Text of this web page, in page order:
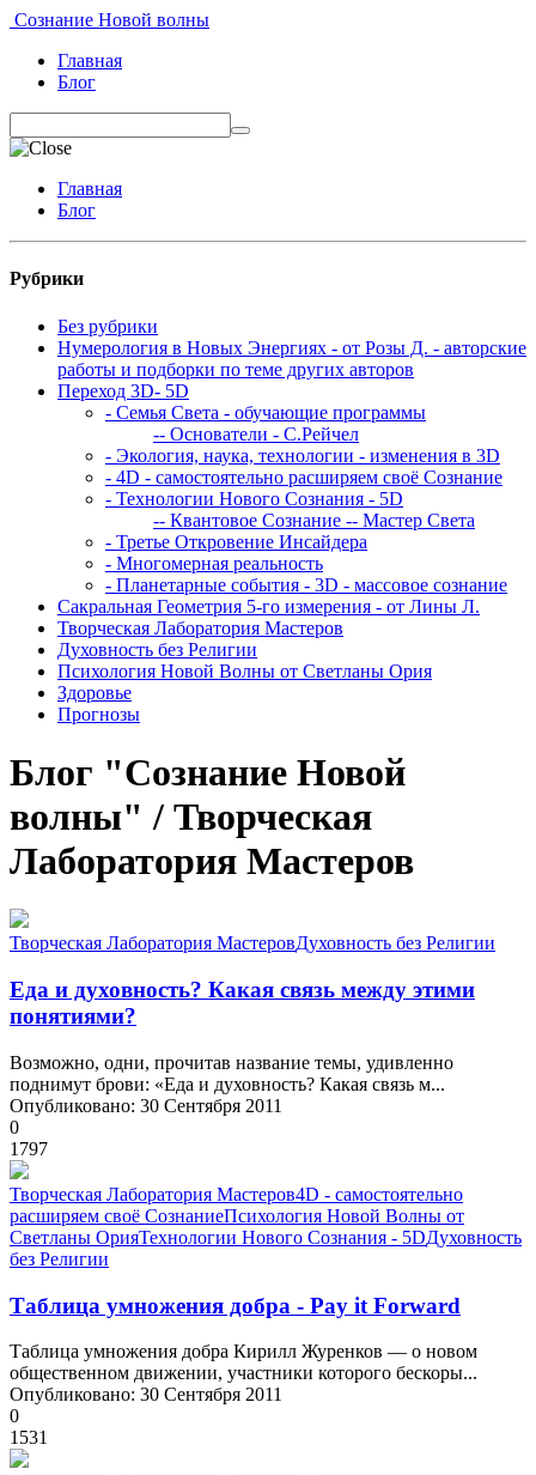
Сознание Новой волны
Главная
Блог
Главная
Блог
Рубрики
Без рубрики
Нумерология в Новых Энергиях - от Розы Д. - авторские
работы и подборки по теме других авторов
Переход 3D- 5D
- Семья Света - обучающие программы
-- Основатели - С.Рейчел
- Экология, наука, технологии - изменения в 3D
- 4D - самостоятельно расширяем своё Сознание
- Технологии Нового Сознания - 5D
-- Квантовое Сознание -- Мастер Света
- Третье Откровение Инсайдера
- Многомерная реальность
- Планетарные события - 3D - массовое сознание
Сакральная Геометрия 5-го измерения - от Лины Л.
Творческая Лаборатория Мастеров
Духовность без Религии
Психология Новой Волны от Светланы Ория
Здоровье
Прогнозы
Блог "Сознание Новой
волны" / Творческая
Лаборатория Мастеров
Творческая Лаборатория МастеровДуховность без Религии
Еда и духовность? Какая связь между этими
понятиями?
Возможно, одни, прочитав название темы, удивленно
поднимут брови: «Еда и духовность? Какая связь м...
Опубликовано: 30 Сентября 2011
0
1797
Творческая Лаборатория Мастеров4D - самостоятельно
расширяем своё СознаниеПсихология Новой Волны от
Светланы ОрияТехнологии Нового Сознания - 5DДуховность
без Религии
Таблица умножения добра - Pay it Forward
Таблица умножения добра Кирилл Журенков — о новом
общественном движении, участники которого бескоры...
Опубликовано: 30 Сентября 2011
0
1531